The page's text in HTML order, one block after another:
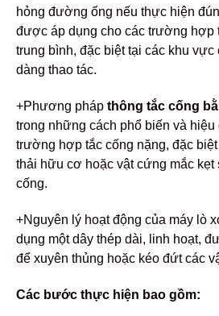
hỏng đường ống nếu thực hiện
được áp dụng cho các trường hợp
trung bình, đặc biệt tại các khu
dàng thao tác.
+Phương pháp thông tắc cống
trong những cách phổ biến và
trường hợp tắc cống nặng, đặc
thải hữu cơ hoặc vật cứng mắc kẹt
cống.
+Nguyên lý hoạt động của máy lò
dụng một dây thép dài, linh hoạt,
để xuyên thủng hoặc kéo đứt các
Các bước thực hiện bao gồm: